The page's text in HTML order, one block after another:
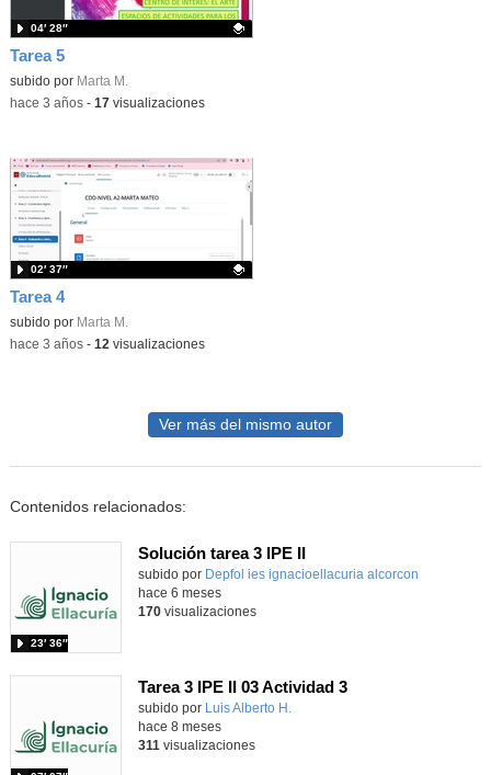
Tarea 5
Contenido educativo.
subido por Marta M.
04′ 28″
-hace 3 años- 17 visualizaciones
Tarea 4
Contenido educativo.
subido por Marta M.
02′ 37″
-hace 3 años- 12 visualizaciones
Ver más del mismo autor
Contenidos relacionados:
Solución tarea 3 IPE II
Contenido educativo.
subido por Depfol ies ignacioellacuria alcorcon
23′ 36″
hace 6 meses
170visualizaciones
Tarea 3 IPE II 03 Actividad 3
Contenido educativo.
subido por Luis Alberto H.
hace 8 meses
311 visualizaciones